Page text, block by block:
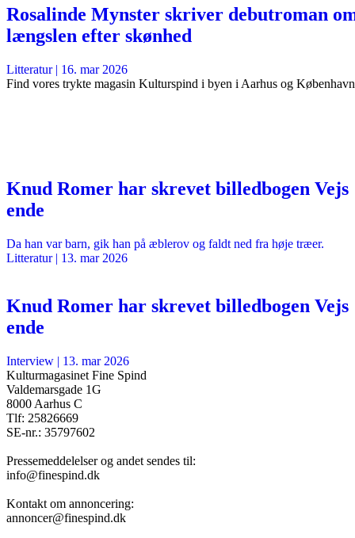
Rosalinde Mynster skriver debutroman
længslen efter skønhed
Litteratur| 16. mar 2026
Find vores trykte magasin Kulturspind i byen i Aarhus og København
Knud Romer har skrevet billedbogen Vejs
ende
Da han var barn, gik han på æblerov og faldt ned fra høje træer.
Litteratur| 13. mar 2026
Knud Romer har skrevet billedbogen Vejs
ende
Interview | 13. mar 2026
Kulturmagasinet Fine Spind
Valdemarsgade 1G
8000 Aarhus C
Tlf: 25826669
SE-nr.: 35797602
Pressemeddelelser og andet sendes til:
info@finespind.dk
Kontakt om annoncering:
annoncer@finespind.dk